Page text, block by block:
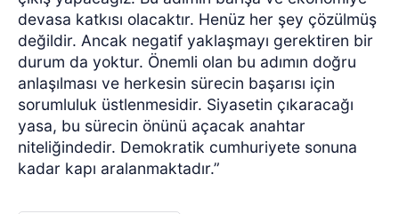
devasa katkısı olacaktır. Henüz her şey çözülmüş
değildir. Ancak negatif yaklaşmayı gerektiren bir
durum da yoktur. Önemli olan bu adımın doğru
anlaşılması ve herkesin sürecin başarısı için
sorumluluk üstlenmesidir. Siyasetin çıkaracağı
yasa, bu sürecin önünü açacak anahtar
niteliğindedir. Demokratik cumhuriyete sonuna
kadar kapı aralanmaktadır.”